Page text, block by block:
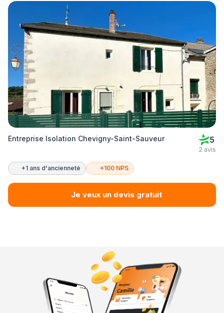
Entreprise Isolation Chevigny-Saint-Sauveur 5
2 avis
+1 ans d'ancienneté +100 NPS
Je veux un devis gratuit